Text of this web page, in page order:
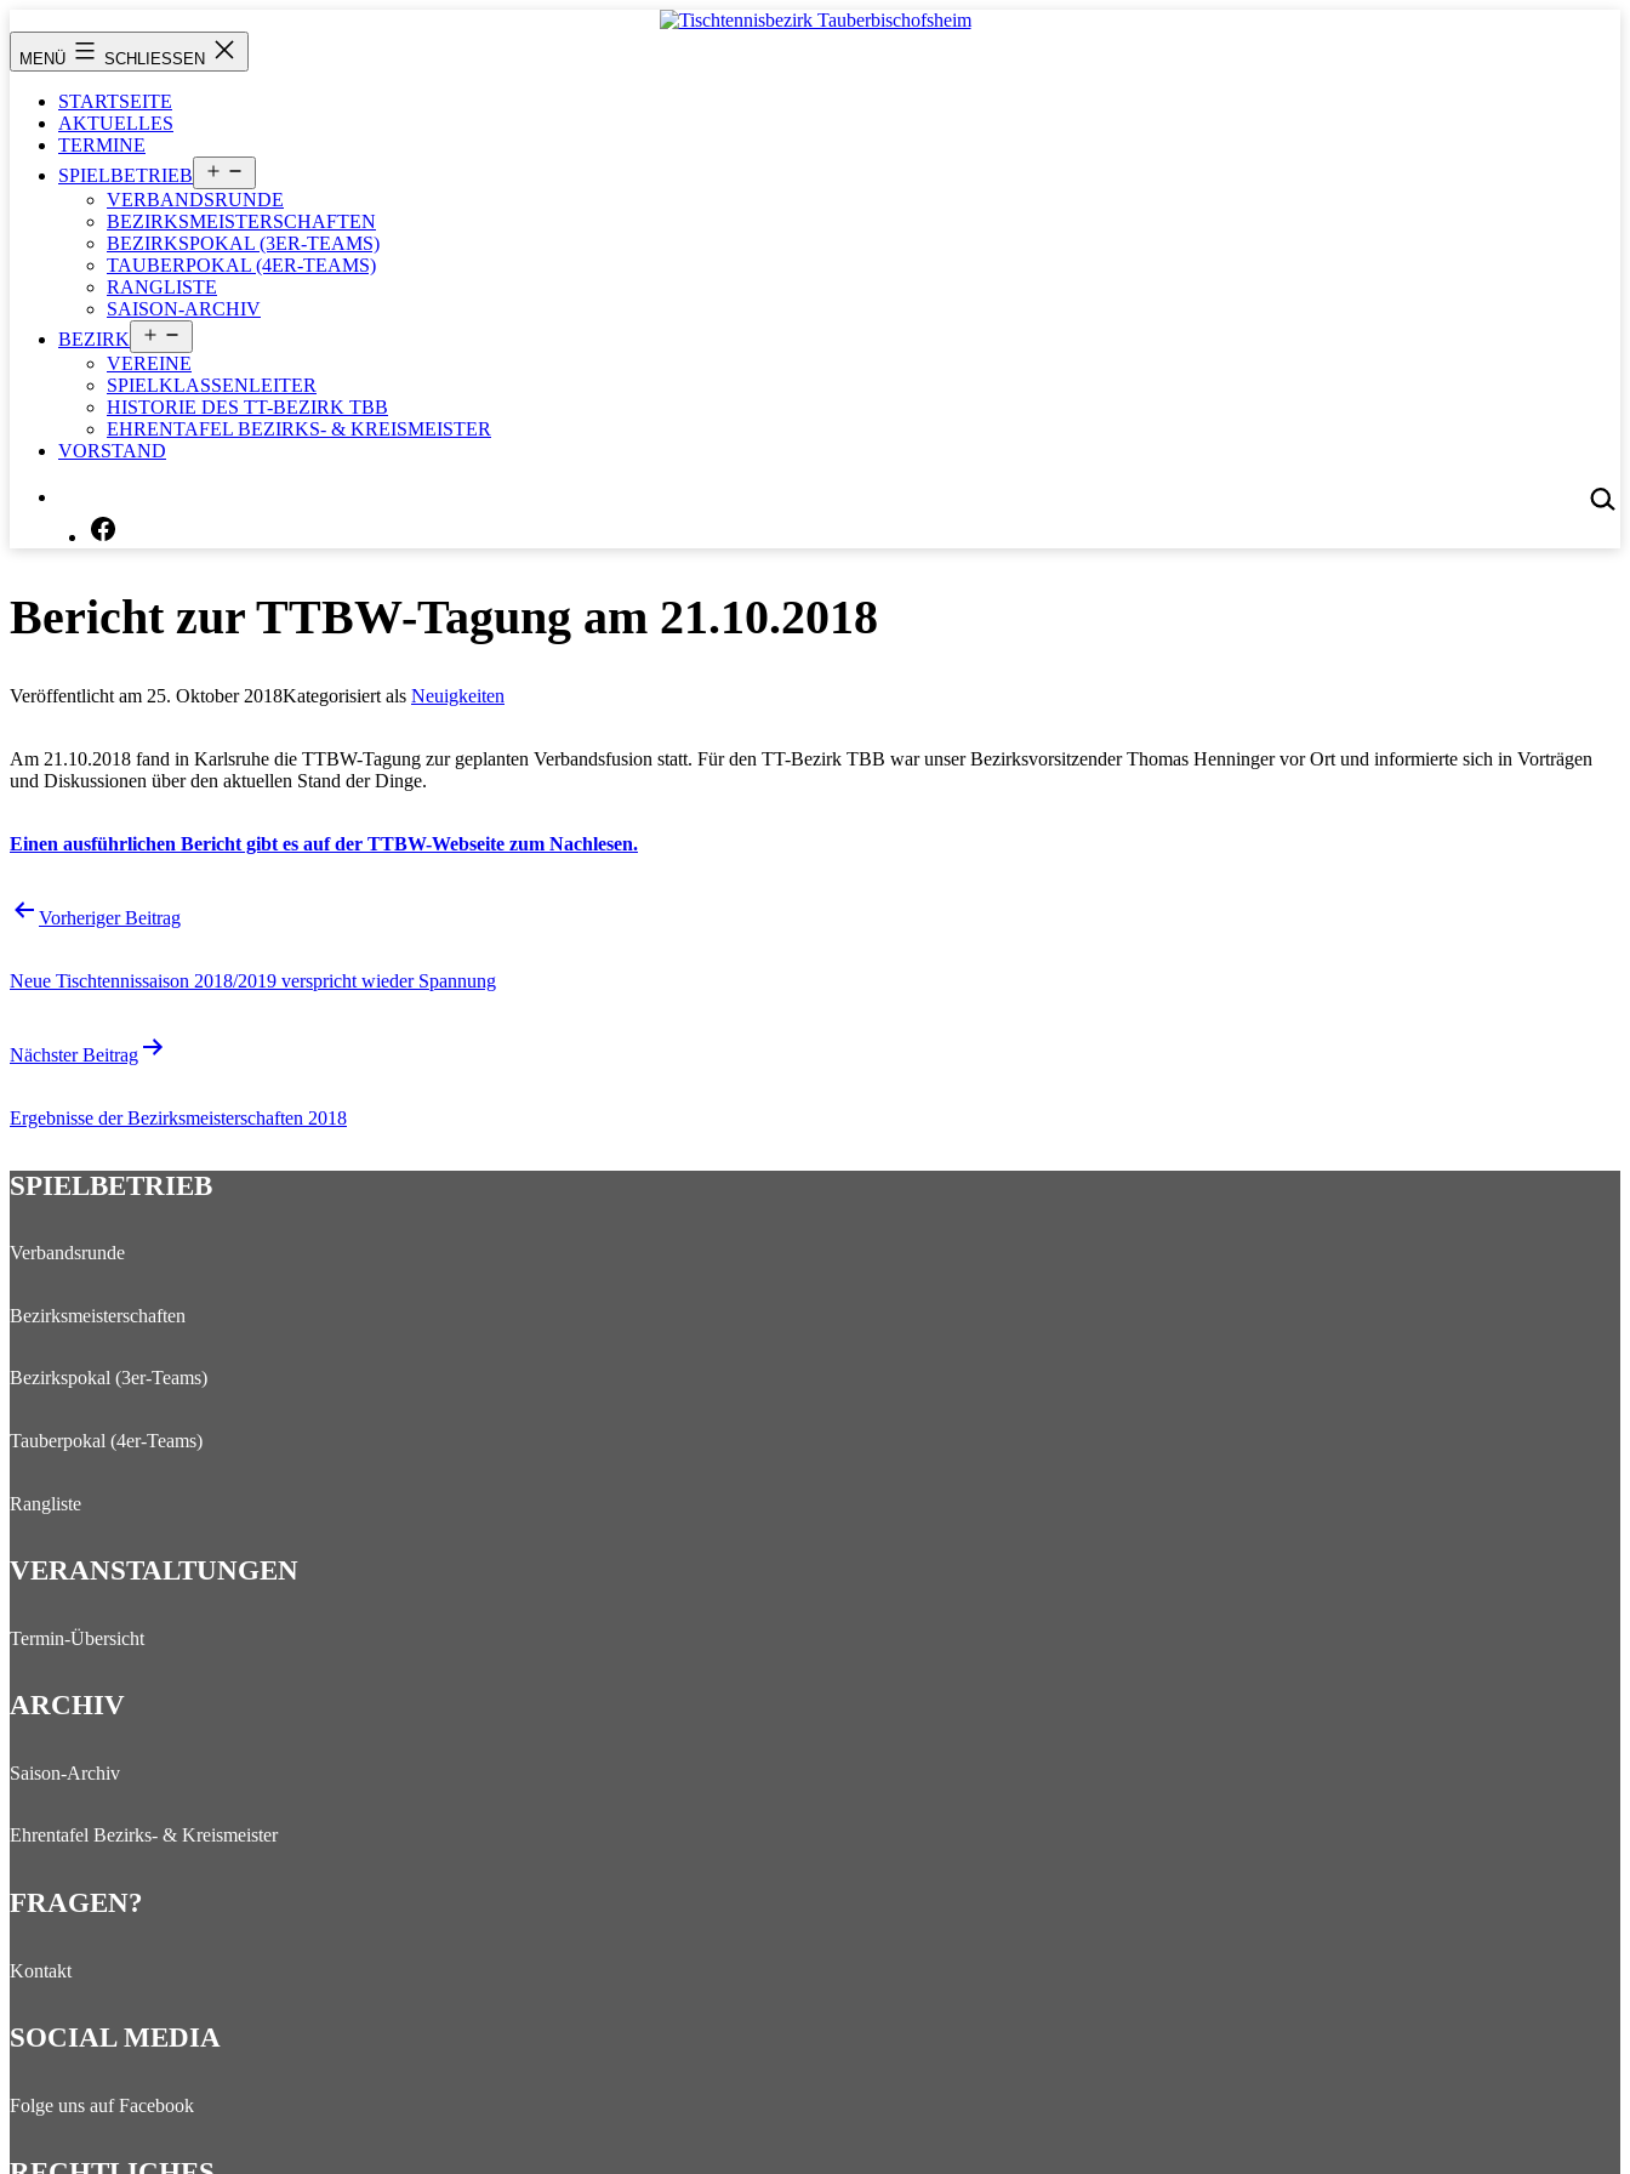
Inhalt
springen
Tischtennisbezirk
Tauberbischofsheim
MENÜ SCHLIESSEN
STARTSEITE
AKTUELLES
TERMINE
SPIELBETRIEB
öffnen
VERBANDSRUNDE
BEZIRKSMEISTERSCHAFTEN
BEZIRKSPOKAL (3ER-TEAMS)
TAUBERPOKAL (4ER-TEAMS)
RANGLISTE
SAISON-ARCHIV
BEZIRK
öffnen
VEREINE
SPIELKLASSENLEITER
HISTORIE DES TT-BEZIRK TBB
EHRENTAFEL BEZIRKS- & KREISMEISTER
VORSTAND
Bericht zur TTBW-Tagung am 21.10.2018
Veröffentlicht am 25. Oktober 2018Kategorisiert als Neuigkeiten
Am 21.10.2018 fand in Karlsruhe die TTBW-Tagung zur geplanten Verbandsfusion statt. Für den TT-Bezirk TBB war unser Bezirksvorsitzender Thomas Henninger vor Ort und informierte sich in Vorträgen
und Diskussionen über den aktuellen Stand der Dinge.
Einen ausführlichen Bericht gibt es auf der TTBW-Webseite zum Nachlesen.
Beitragsnavigation
Vorheriger Beitrag
Neue Tischtennissaison 2018/2019 verspricht wieder Spannung
Nächster Beitrag
Ergebnisse der Bezirksmeisterschaften 2018
SPIELBETRIEB
Verbandsrunde
Bezirksmeisterschaften
Bezirkspokal (3er-Teams)
Tauberpokal (4er-Teams)
Rangliste
VERANSTALTUNGEN
Termin-Übersicht
ARCHIV
Saison-Archiv
Ehrentafel Bezirks- & Kreismeister
FRAGEN?
Kontakt
SOCIAL MEDIA
Folge uns auf Facebook